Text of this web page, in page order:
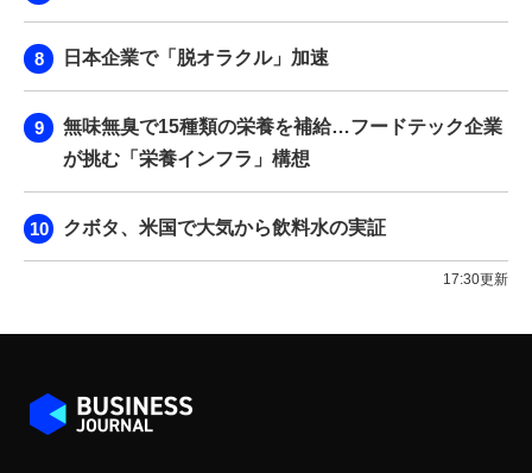
日本企業で「脱オラクル」加速
無味無臭で15種類の栄養を補給…フードテック企業
が挑む「栄養インフラ」構想
クボタ、米国で大気から飲料水の実証
17:30更新